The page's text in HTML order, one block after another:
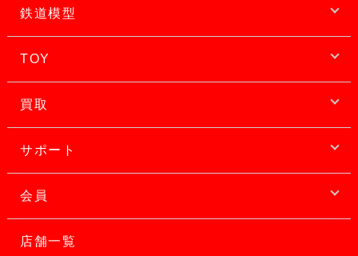
鉄道模型
TOY
買取
サポート
会員
店舗一覧